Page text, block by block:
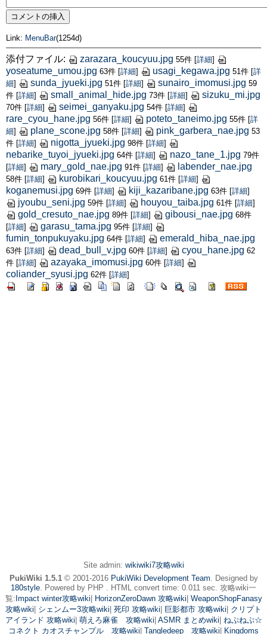
Link: MenuBar(1254d)
添付ファイル: zarazara_koucyuu.jpg 55件 [詳細]
yoseatume_umou.jpg 63件 [詳細] usagi_kegawa.jpg 51件 [詳
細] sunda_jyueki.jpg 51件 [詳細] sunairo_imomusi.jpg 59
件 [詳細] small_animal_hide.jpg 73件 [詳細] sizuku_mi.jpg
70件 [詳細] seimei_ganyaku.jpg 54件 [詳細]
rare_cyou_hane.jpg 56件 [詳細] poteto_taneimo.jpg 55件 [詳
細] plane_scone.jpg 58件 [詳細] pink_garbera_nae.jpg 53
件 [詳細] nigotta_jyueki.jpg 98件 [詳細]
nebarike_tuyoi_jyueki.jpg 64件 [詳細] nazo_tane_1.jpg 79件
[詳細] mary_gold_nae.jpg 91件 [詳細] labender_nae.jpg
58件 [詳細] kurobikari_koucyuu.jpg 61件 [詳細]
koganemusi.jpg 69件 [詳細] kiji_kazaribane.jpg 63件 [詳細]
jyoubu_seni.jpg 59件 [詳細] houyou_taiba.jpg 61件 [詳細]
gold_cresuto_nae.jpg 89件 [詳細] gibousi_nae.jpg 68件
[詳細] garasu_tama.jpg 95件 [詳細]
fumin_tonpukuyaku.jpg 64件 [詳細] emerald_hiba_nae.jpg
63件 [詳細] dead_bull_v.jpg 60件 [詳細] cyou_hane.jpg 62
件 [詳細] azayaka_imomusi.jpg 60件 [詳細]
coliander_syusi.jpg 62件 [詳細]
Site admin: wikiwiki7攻略wiki
PukiWiki 1.5.1© 2001-2016 PukiWiki Development Team. Designed by
180style. Powered by PHP . HTML convert time: 0.011 sec. 攻略wiki一
覧: Impact winter攻略wiki HorizonZeroDawn 攻略wiki WeaponShopFanasy
攻略wiki シェンムー3攻略wiki 死印 攻略wiki 巨影都市 攻略wiki クリプト
アイランド 攻略wiki 萌えろ麻雀 攻略wiki ASMR まとめwiki ねぷねぷ☆
コネクト カオスチャンプル 攻略wiki Tangledeep 攻略wiki Kingdoms